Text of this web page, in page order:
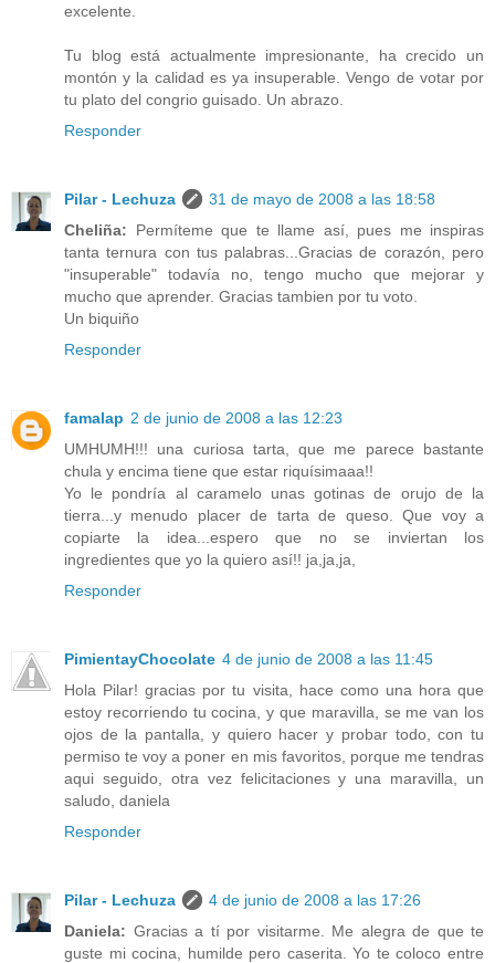
excelente.
Tu blog está actualmente impresionante, ha crecido un
montón y la calidad es ya insuperable. Vengo de votar por
tu plato del congrio guisado. Un abrazo.
Responder
Pilar - Lechuza
31 de mayo de 2008 a las 18:58
Cheliña: Permíteme que te llame así, pues me inspiras
tanta ternura con tus palabras...Gracias de corazón, pero
"insuperable" todavía no, tengo mucho que mejorar y
mucho que aprender. Gracias tambien por tu voto.
Un biquiño
Responder
famalap 2 de junio de 2008 a las 12:23
UMHUMH!!! una curiosa tarta, que me parece bastante
chula y encima tiene que estar riquísimaaa!!
Yo le pondría al caramelo unas gotinas de orujo de la
tierra...y menudo placer de tarta de queso. Que voy a
copiarte la idea...espero que no se inviertan los
ingredientes que yo la quiero así!! ja,ja,ja,
Responder
PimientayChocolate 4 de junio de 2008 a las 11:45
Hola Pilar! gracias por tu visita, hace como una hora que
estoy recorriendo tu cocina, y que maravilla, se me van los
ojos de la pantalla, y quiero hacer y probar todo, con tu
permiso te voy a poner en mis favoritos, porque me tendras
aqui seguido, otra vez felicitaciones y una maravilla, un
saludo, daniela
Responder
Pilar - Lechuza
4 de junio de 2008 a las 17:26
Daniela: Gracias a tí por visitarme. Me alegra de que te
guste mi cocina, humilde pero caserita. Yo te coloco entre